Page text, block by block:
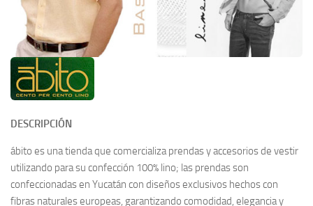
DESCRIPCIÓN
ábito es una tienda que comercializa prendas y accesorios de vestir
utilizando para su confección 100% lino; las prendas son
confeccionadas en Yucatán con diseños exclusivos hechos con
fibras naturales europeas, garantizando comodidad, elegancia y